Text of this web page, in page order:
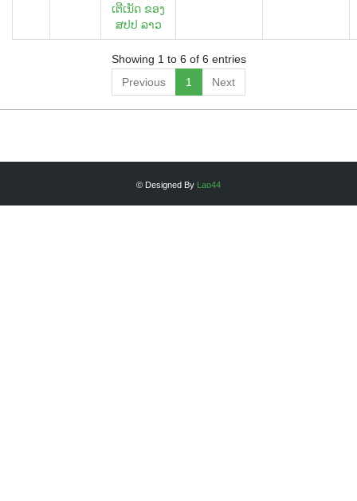
ເຕີ​ເນັດ ຂອງ
ສ​ປ​ປ ລາວ
Showing 1 to 6 of 6 entries
Previous
1 Next
© Designed By Lao44